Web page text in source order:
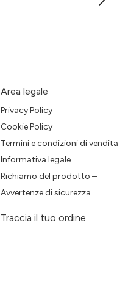
Area legale
Privacy Policy
Cookie Policy
Termini e condizioni di vendita
Informativa legale
Richiamo del prodotto –
Avvertenze di sicurezza
Traccia il tuo ordine